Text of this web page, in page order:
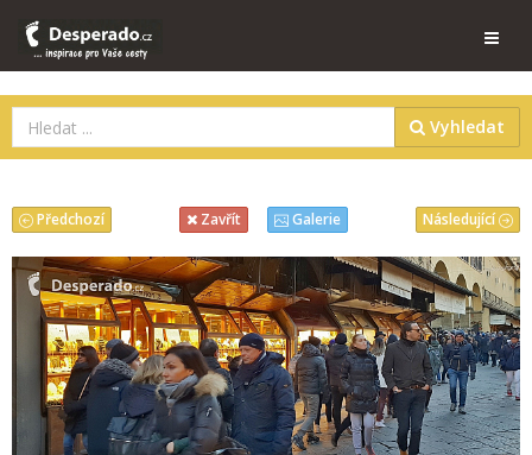
Vyhledat
Následující
Předchozí Zavřít Galerie